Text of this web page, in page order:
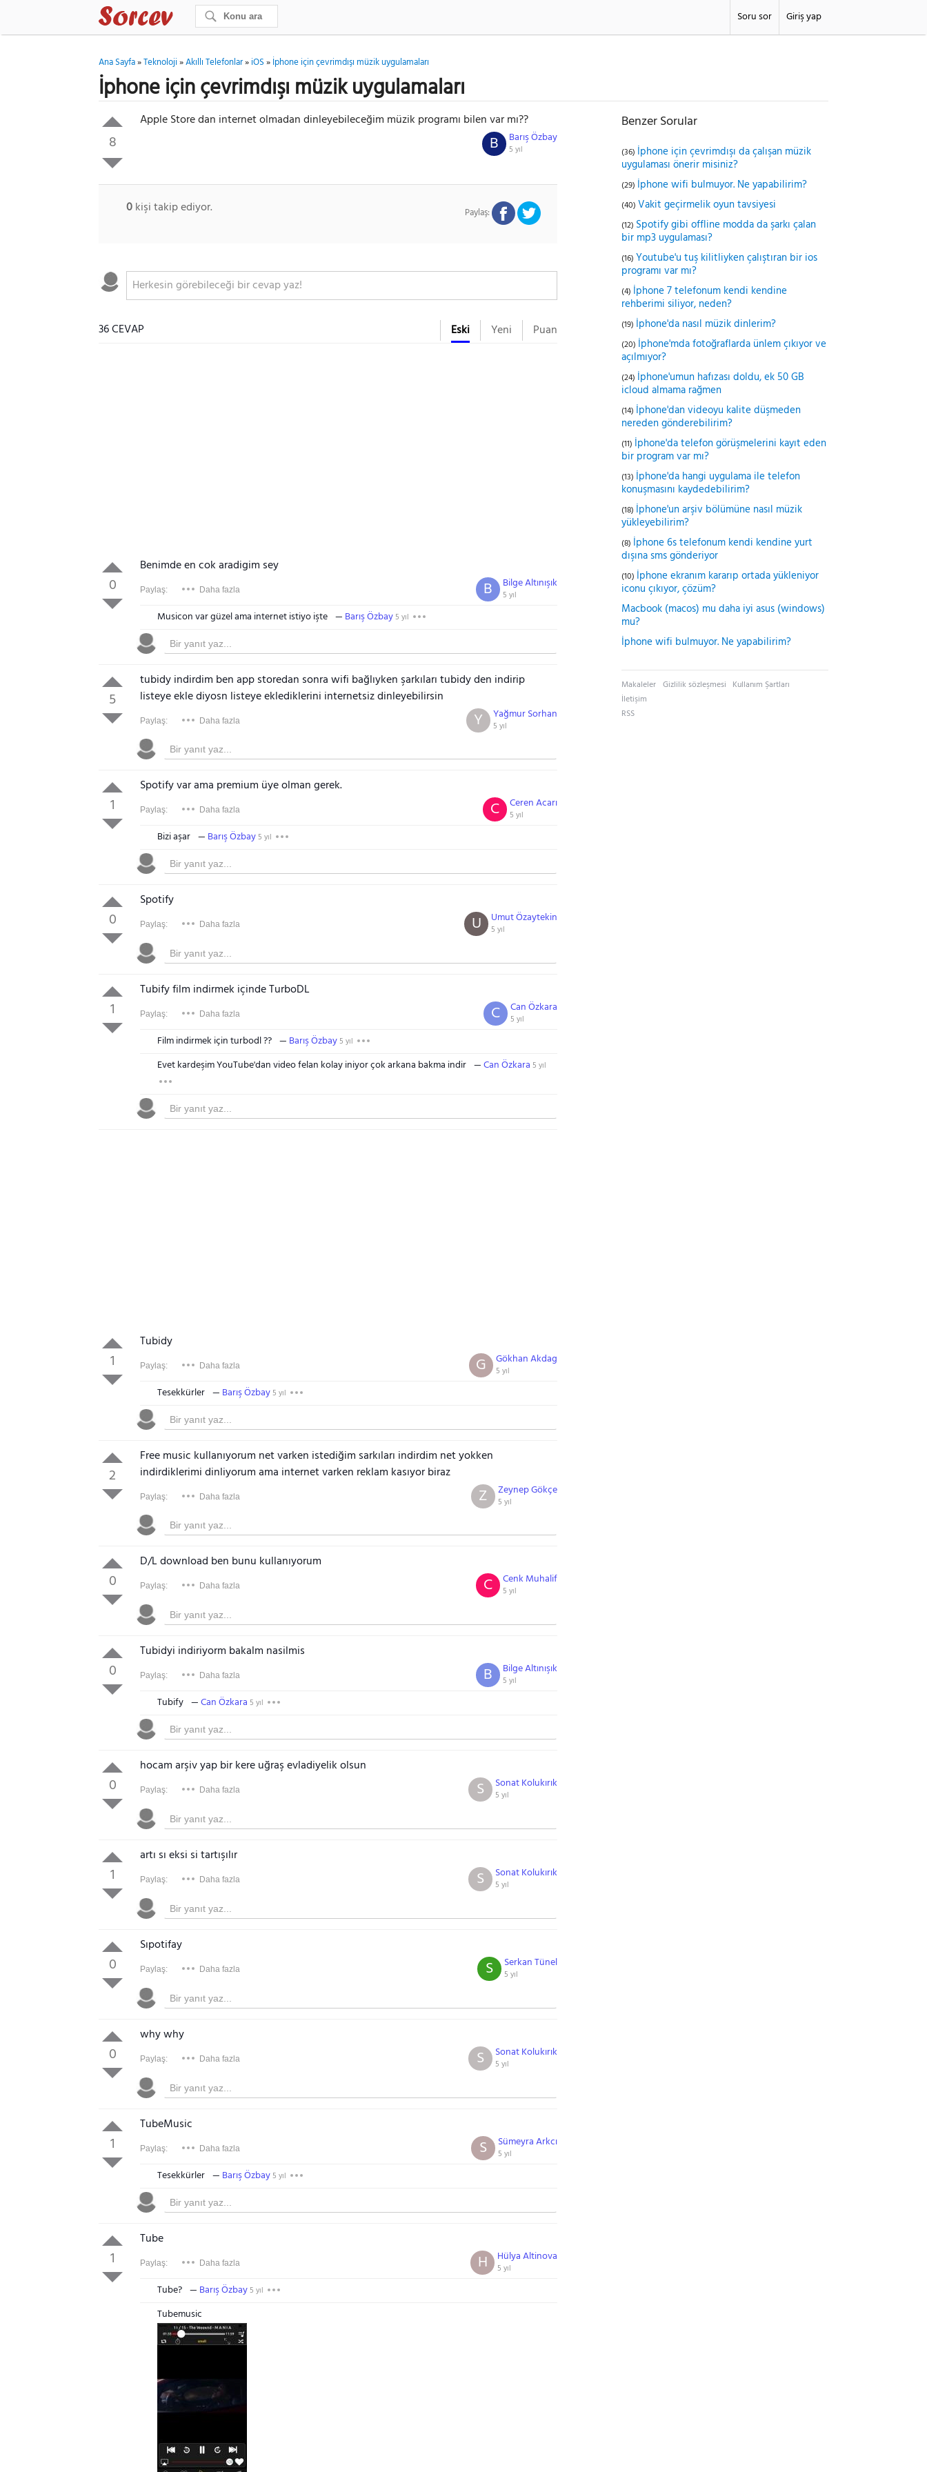
Giriş yap
Soru sor
Ana Sayfa»Teknoloji»Akıllı Telefonlar»iOS»İphone için çevrimdışı müzik uygulamaları
İphone için çevrimdışı müzik uygulamaları
8
Apple Store dan internet olmadan dinleyebileceğim müzik programı bilen var mı??
Barış Özbay
5 yıl
B
0kişi takip ediyor. Paylaş:
36 CEVAP Eski Yeni Puan
0
Benimde en cok aradigim sey
Paylaş: Daha fazla Bilge Altınışık
5 yıl
B
Musicon var güzel ama internet istiyo işte Barış Özbay5 yıl
5
tubidy indirdim ben app storedan sonra wifi bağlıyken şarkıları tubidy den indirip
listeye ekle diyosn listeye eklediklerini internetsiz dinleyebilirsin
Paylaş: Daha fazla Yağmur Sorhan
5 yıl
Y
1
Spotify var ama premium üye olman gerek.
Paylaş: Daha fazla Ceren Acarı
5 yıl
C
Bizi aşar Barış Özbay5 yıl
0
Spotify
Paylaş: Daha fazla Umut Özaytekin
5 yıl
U
1
Tubify film indirmek içinde TurboDL
Paylaş: Daha fazla Can Özkara
5 yıl
C
Film indirmek için turbodl ?? Barış Özbay5 yıl
Evet kardeşim YouTube'dan video felan kolay iniyor çok arkana bakma indir Can Özkara 5 yıl
1
Tubidy
Paylaş: Daha fazla Gökhan Akdag
5 yıl
G
Tesekkürler Barış Özbay5 yıl
2
Free music kullanıyorum net varken istediğim sarkıları indirdim net yokken
indirdiklerimi dinliyorum ama internet varken reklam kasıyor biraz
Paylaş: Daha fazla Zeynep Gökçe
5 yıl
Z
0
D/L download ben bunu kullanıyorum
Paylaş: Daha fazla Cenk Muhalif
5 yıl
C
0
Tubidyi indiriyorm bakalm nasilmis
Paylaş: Daha fazla Bilge Altınışık
5 yıl
B
Tubify Can Özkara 5 yıl
0
hocam arşiv yap bir kere uğraş evladiyelik olsun
Paylaş: Daha fazla Sonat Kolukırık
5 yıl
S
1
artı sı eksi si tartışılır
Paylaş: Daha fazla Sonat Kolukırık
5 yıl
S
0
Sıpotifay
Paylaş: Daha fazla Serkan Tünel
5 yıl
S
0
why why
Paylaş: Daha fazla Sonat Kolukırık
5 yıl
S
1
TubeMusic
Paylaş: Daha fazla Sümeyra Arkcı
5 yıl
S
Tesekkürler Barış Özbay5 yıl
1
Tube
Paylaş: Daha fazla Hülya Altinova
5 yıl
H
Tube? Barış Özbay5 yıl
Tubemusic
Benzer Sorular
(36) İphone için çevrimdışı da çalışan müzik
uygulaması önerir misiniz?
(29) İphone wifi bulmuyor. Ne yapabilirim?
(40) Vakit geçirmelik oyun tavsiyesi
(12) Spotify gibi offline modda da şarkı çalan
bir mp3 uygulaması?
(16) Youtube'u tuş kilitliyken çalıştıran bir ios
programı var mı?
(4) İphone 7 telefonum kendi kendine
rehberimi siliyor, neden?
(19) İphone'da nasıl müzik dinlerim?
(20) İphone'mda fotoğraflarda ünlem çıkıyor ve
açılmıyor?
(24) İphone'umun hafızası doldu, ek 50 GB
icloud almama rağmen
(14) İphone'dan videoyu kalite düşmeden
nereden gönderebilirim?
(11) İphone'da telefon görüşmelerini kayıt eden
bir program var mı?
(13) İphone'da hangi uygulama ile telefon
konuşmasını kaydedebilirim?
(18) İphone'un arşiv bölümüne nasıl müzik
yükleyebilirim?
(8) İphone 6s telefonum kendi kendine yurt
dışına sms gönderiyor
(10) İphone ekranım kararıp ortada yükleniyor
iconu çıkıyor, çözüm?
Macbook (macos) mu daha iyi asus (windows)
mu?
İphone wifi bulmuyor. Ne yapabilirim?
Makaleler Gizlilik sözleşmesi Kullanım Şartları
İletişim
RSS